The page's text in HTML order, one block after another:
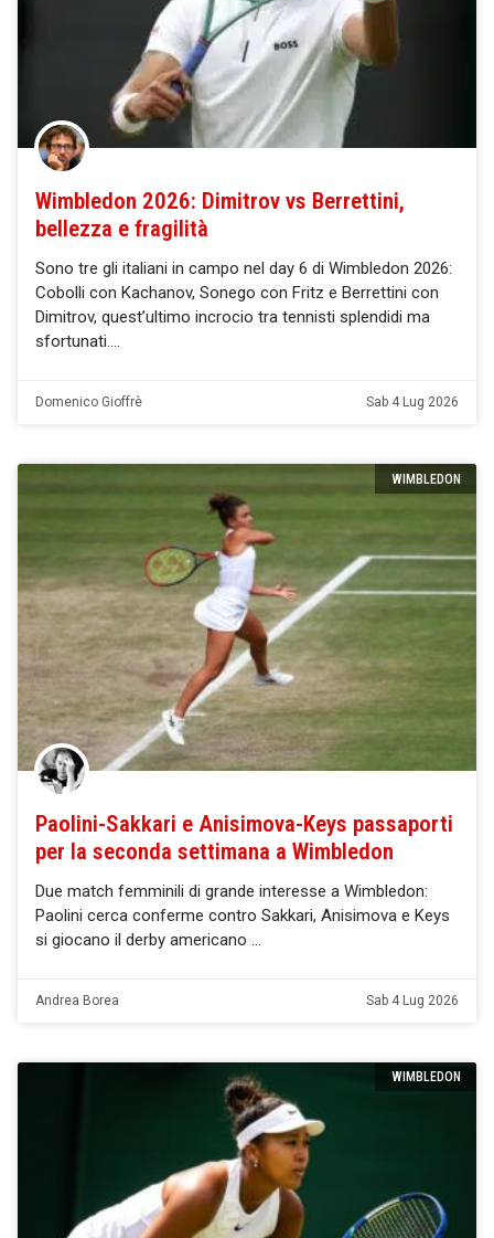
Wimbledon 2026: Dimitrov vs Berrettini,
bellezza e fragilità
Sono tre gli italiani in campo nel day 6 di Wimbledon 2026:
Cobolli con Kachanov, Sonego con Fritz e Berrettini con
Dimitrov, quest’ultimo incrocio tra tennisti splendidi ma
sfortunati.
Domenico Gioffrè Sab 4 Lug 2026
WIMBLEDON
Paolini-Sakkari e Anisimova-Keys passaporti
per la seconda settimana a Wimbledon
Due match femminili di grande interesse a Wimbledon:
Paolini cerca conferme contro Sakkari, Anisimova e Keys
si giocano il derby americano
Andrea Borea Sab 4 Lug 2026
WIMBLEDON